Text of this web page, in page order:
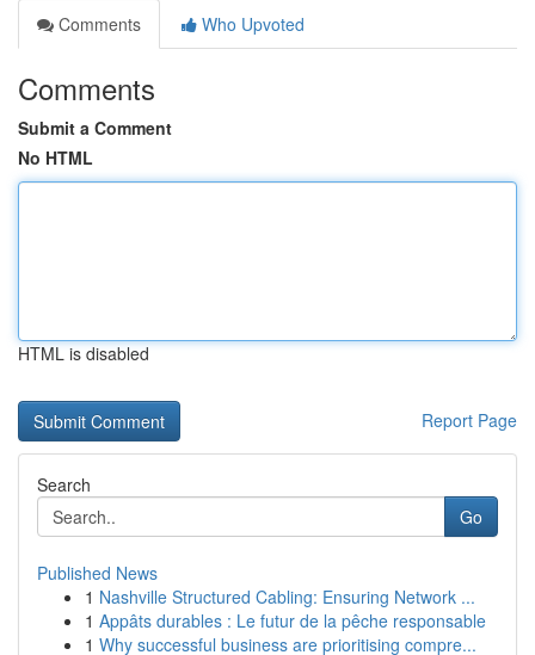
Comments
Who Upvoted
Comments
Submit a Comment
No HTML
HTML is disabled
Report Page
Search
Go
Published News
1 Nashville Structured Cabling: Ensuring Network ...
1 Appâts durables : Le futur de la pêche responsable
1 Why successful business are prioritising compre...